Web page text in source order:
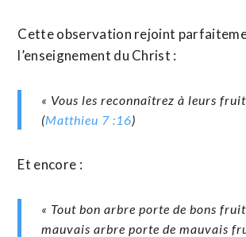
Cette observation rejoint
l’enseignement du Christ :
« Vous les reconnaîtrez à leurs
(Matthieu 7 :16)
Et encore :
« Tout bon arbre porte de bons
mauvais arbre porte de mauvais